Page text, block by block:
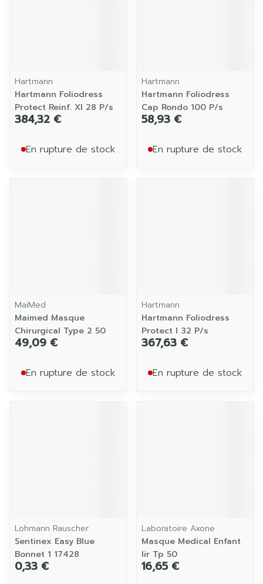
Hartmann
Hartmann Foliodress
Protect Reinf. Xl 28 P/s
384,32 €
En rupture de stock
Hartmann
Hartmann Foliodress
Cap Rondo 100 P/s
58,93 €
En rupture de stock
MaiMed
Maimed Masque
Chirurgical Type 2 50
49,09 €
En rupture de stock
Hartmann
Hartmann Foliodress
Protect l 32 P/s
367,63 €
En rupture de stock
Lohmann Rauscher
Sentinex Easy Blue
Bonnet 1 17428
0,33 €
Laboratoire Axone
Masque Medical Enfant
Iir Tp 50
16,65 €